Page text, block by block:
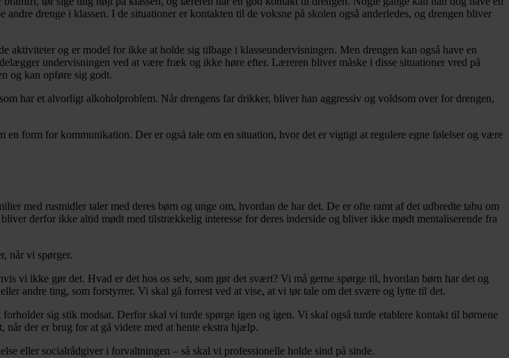
drenge i klassen. I de situationer er kontakten til de voksne på skolen også anderledes, og drengen bliver
og er model for ikke at holde sig tilbage i klasseundervisningen. Men drengen kan også have en
undervisningen ved at være fræk og ikke høre efter. Læreren bliver måske i disse situationer vred på
og kan opføre sig godt.
har et alvorligt alkoholproblem. Når drengens far drikker, bliver han aggressiv og voldsom over for drengen,
form for kommunikation. Der er også tale om en situation, hvor det er vigtigt at regulere egne følelser og være
med rusmidler taler med deres børn og unge om, hvordan de har det. De er ofte ramt af det udbredte tabu om
derfor ikke altid mødt med tilstrækkelig interesse for deres inderside og bliver ikke mødt mentaliserende fra
når vi spørger.
vi ikke gør det. Hvad er det hos os selv, som gør det svært? Vi må gerne spørge til, hvordan børn har det og
andre ting, som forstyrrer. Vi skal gå forrest ved at vise, at vi tør tale om det svære og lytte til det.
sig stik modsat. Derfor skal vi turde spørge igen og igen. Vi skal også turde etablere kontakt til børnene
der er brug for at gå videre med at hente ekstra hjælp.
eller socialrådgiver i forvaltningen – så skal vi professionelle holde sind på sinde.